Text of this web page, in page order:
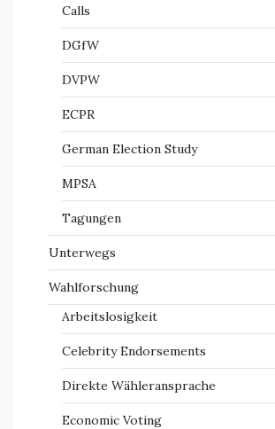
Calls
DGfW
DVPW
ECPR
German Election Study
MPSA
Tagungen
Unterwegs
Wahlforschung
Arbeitslosigkeit
Celebrity Endorsements
Direkte Wähleransprache
Economic Voting